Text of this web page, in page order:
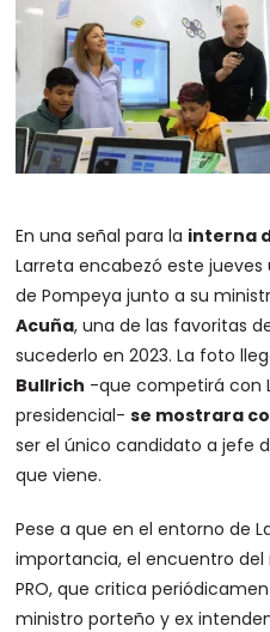
En una señal para la interna
Larreta encabezó este
de Pompeya junto a su
Acuña, una de las favoritas
sucederlo en 2023. La foto
Bullrich -que competirá con
presidencial-se mostrara
ser el único candidato a jefe
que viene.
Pese a que en el entorno de
importancia, el encuentro
PRO, que critica
ministro porteño y ex